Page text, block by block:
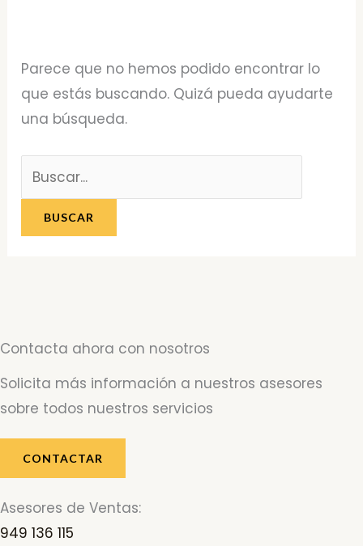
Parece que no hemos podido encontrar lo
que estás buscando. Quizá pueda ayudarte
una búsqueda.
Contacta ahora con nosotros
Solicita más información a nuestros asesores
sobre todos nuestros servicios
CONTACTAR
Asesores de Ventas:
949 136 115